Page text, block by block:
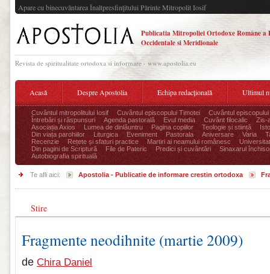
Apare cu binecuvântarea Înaltpresfinţitului Părinte Mitropolit Iosif
Publicatia Mitropoliei Ortodoxe Române a
Occidentale si Meridionale
Revista de spiritualitate ortodoxa si informare - www.apostolia.eu
Acasă Despre Apostolia Echipa redacțională Ultimul
Cuvântul mitropolitului Iosif Cuvântul episcopului Timotei
Cuvântul episcopului
Întrebări și răspunsuri
Agenda pastorală Evul media Cuvânt filocalic
Zis-
Asociația Axios
Lumea de dinlăuntru Pagina copiilor Teologie și stiință
Din viața parohiilor
Liturgica Eveniment Pastorala Aniversare Varia
Recenzie
Rețete și sfaturi practice Martiri ai neamului românesc
Din pagini de Scriptură
File de Pateric Predici și cuvântări
Sinaxarul
Autobiografia spirituală
Te afli aici: Apostolia - Publicatie de informare crestin ortodoxa
Stire
Fragmente neodihnite (martie 2009)
de Chira Daniel